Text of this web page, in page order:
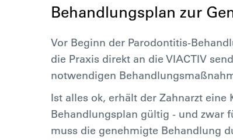
Behandlungsplan zur
Vor Beginn der Parodontitis-
die Praxis direkt an die VIACTIV
notwendigen
Ist alles ok, erhält der Zahnarzt
Behandlungsplan gültig - und zwar
muss die genehmigte Behandlung